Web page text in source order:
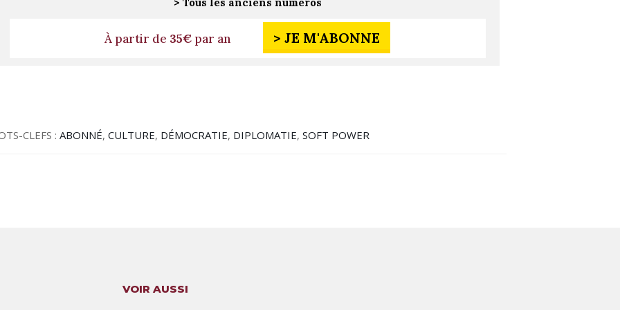
À partir de 35€par an > JE M'ABONNE
CLEFS :ABONNÉ,CULTURE, DÉMOCRATIE, DIPLOMATIE,SOFT POWER
VOIR AUSSI